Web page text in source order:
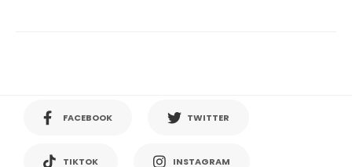
FACEBOOK TWITTER
TIKTOK INSTAGRAM